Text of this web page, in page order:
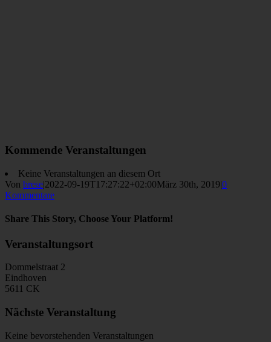
Kommende Veranstaltungen
Keine Veranstaltungen an diesem Ort
Von brese|2022-09-19T17:27:22+02:00März 30th, 2019|0
Kommentare
Share This Story, Choose Your Platform!
Facebook
Twitter
Reddit
LinkedIn
WhatsApp
Tumblr
Pinterest
Vk
E-
Veranstaltungsort
Dommelstraat 2
Eindhoven
5611 CK
Nächste Veranstaltung
Keine bevorstehenden Veranstaltungen